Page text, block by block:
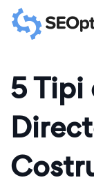
5 Tipi